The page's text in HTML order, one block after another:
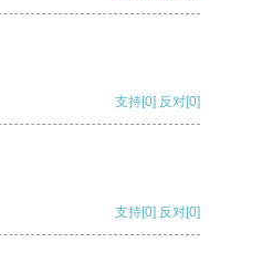
支持[0] 反对[0]
支持[0] 反对[0]